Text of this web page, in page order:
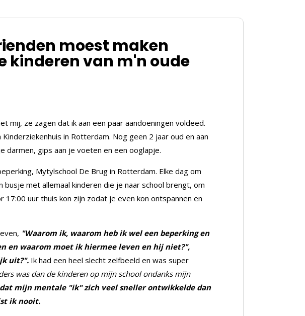
moest maken
kinderen van m'n oude
ze zagen dat ik aan een paar aandoeningen voldeed.
in Rotterdam. Nog geen 2 jaar oud en aan
darmen, gips aan je voeten en een ooglapje.
Mytylschool De Brug in Rotterdam. Elke dag om
met allemaal kinderen die je naar school brengt, om
uur thuis kon zijn zodat je even kon ontspannen en
"Waarom ik, waarom heb ik wel een beperking en
en waarom moet ik hiermee leven en hij niet?",
uit?". Ik had een heel slecht zelfbeeld en was super
was dan de kinderen op mijn school ondanks mijn
mijn mentale "ik" zich veel sneller ontwikkelde dan
ik nooit.